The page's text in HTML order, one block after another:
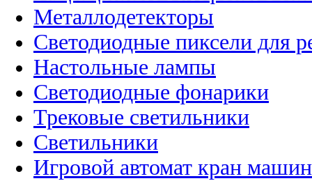
Металлодетекторы
Светодиодные пиксели для
Настольные лампы
Светодиодные фонарики
Трековые светильники
Светильники
Игровой автомат кран